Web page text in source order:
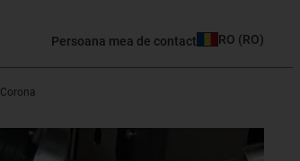
Persoana mea de contact RO (RO)